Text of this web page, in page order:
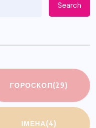
Search
ГОРОСКОП(29)
ІМЕНА(4)